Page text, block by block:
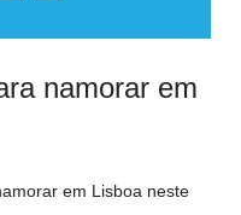
namorar em
em Lisboa neste